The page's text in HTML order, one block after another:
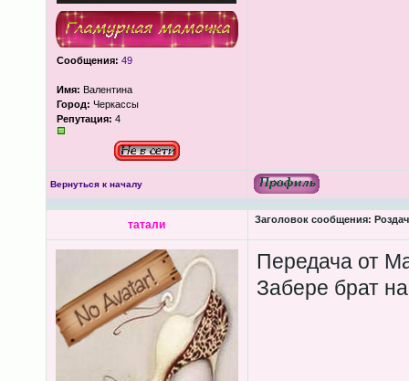
Сообщения: 49
Имя: Валентина
Город: Черкассы
Репутация: 4
Вернуться к началу
татали Заголовок сообщения:
Передача от
Забере брат